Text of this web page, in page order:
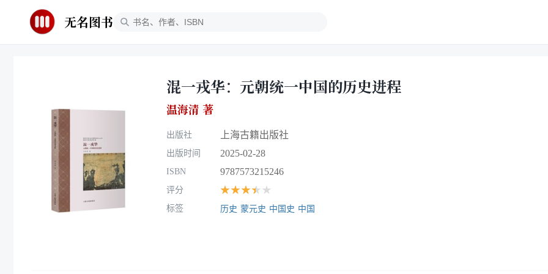
无名图书
混一戎华：元朝统一中国的历史进程
温海清 著
出版社 上海古籍出版社
出版时间 2025-02-28
ISBN 9787573215246
评分 ★★★★★
标签 历史 蒙元史 中国史 中国